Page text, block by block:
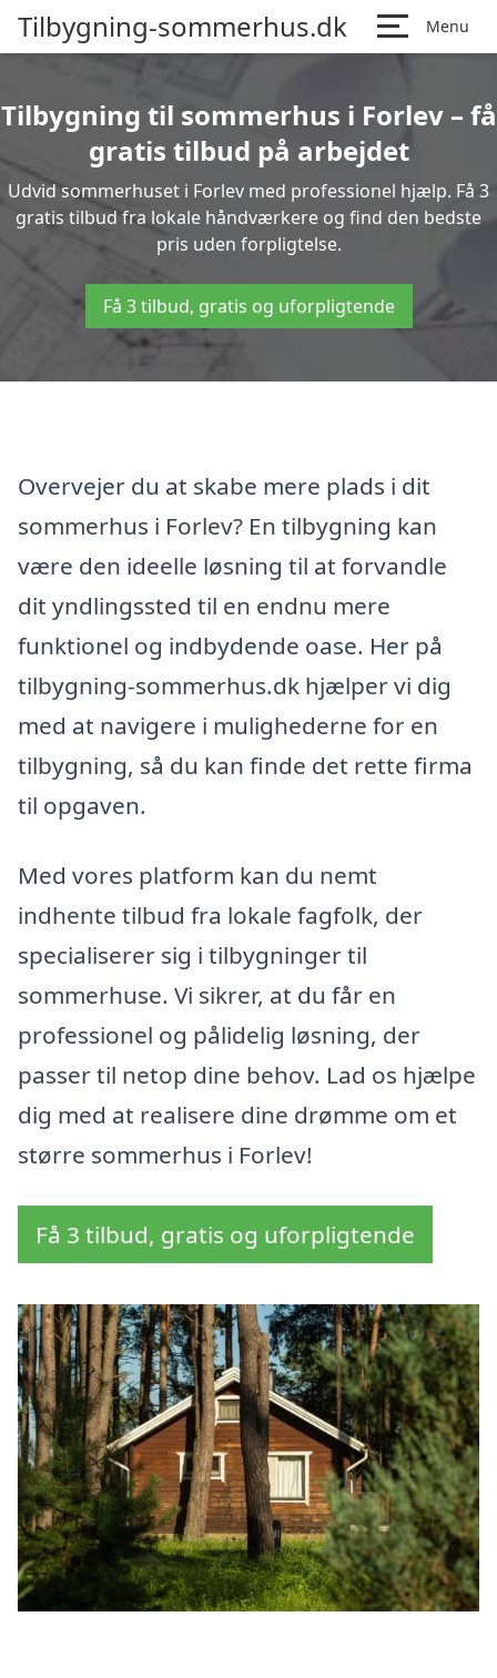
Tilbygning-sommerhus.dk Menu
Tilbygning til sommerhus i Forlev – få
gratis tilbud på arbejdet
Udvid sommerhuset i Forlev med professionel hjælp. Få 3
gratis tilbud fra lokale håndværkere og find den bedste
pris uden forpligtelse.
Få 3 tilbud, gratis og uforpligtende
Overvejer du at skabe mere plads i dit
sommerhus i Forlev? En tilbygning kan
være den ideelle løsning til at forvandle
dit yndlingssted til en endnu mere
funktionel og indbydende oase. Her på
tilbygning-sommerhus.dk hjælper vi dig
med at navigere i mulighederne for en
tilbygning, så du kan finde det rette firma
til opgaven.
Med vores platform kan du nemt
indhente tilbud fra lokale fagfolk, der
specialiserer sig i tilbygninger til
sommerhuse. Vi sikrer, at du får en
professionel og pålidelig løsning, der
passer til netop dine behov. Lad os hjælpe
dig med at realisere dine drømme om et
større sommerhus i Forlev!
Få 3 tilbud, gratis og uforpligtende